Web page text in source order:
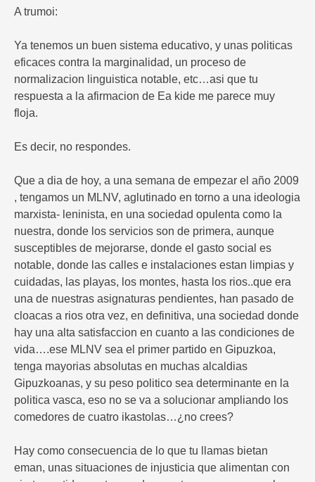
A trumoi:
Ya tenemos un buen sistema educativo, y unas politicas
eficaces contra la marginalidad, un proceso de
normalizacion linguistica notable, etc…asi que tu
respuesta a la afirmacion de Ea kide me parece muy
floja.
Es decir, no respondes.
Que a dia de hoy, a una semana de empezar el año 2009
, tengamos un MLNV, aglutinado en torno a una ideologia
marxista- leninista, en una sociedad opulenta como la
nuestra, donde los servicios son de primera, aunque
susceptibles de mejorarse, donde el gasto social es
notable, donde las calles e instalaciones estan limpias y
cuidadas, las playas, los montes, hasta los rios..que era
una de nuestras asignaturas pendientes, han pasado de
cloacas a rios otra vez, en definitiva, una sociedad donde
hay una alta satisfaccion en cuanto a las condiciones de
vida….ese MLNV sea el primer partido en Gipuzkoa,
tenga mayorias absolutas en muchas alcaldias
Gipuzkoanas, y su peso politico sea determinante en la
politica vasca, eso no se va a solucionar ampliando los
comedores de cuatro ikastolas…¿no crees?
Hay como consecuencia de lo que tu llamas bietan
eman, unas situaciones de injusticia que alimentan con